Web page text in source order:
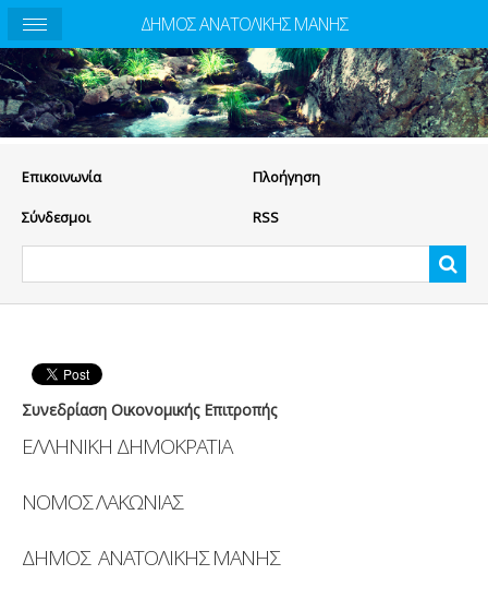
Eπικοινωνία Πλοήγηση
Σύνδεσμοι RSS
Συνεδρίαση Οικονομικής Επιτροπής
ΕΛΛΗΝΙΚΗ ΔΗΜΟΚΡΑΤΙΑ
ΝΟΜΟΣ ΛΑΚΩΝΙΑΣ
ΔΗΜΟΣ ΑΝΑΤΟΛΙΚΗΣ ΜΑΝΗΣ
ΔΗΜΟΣ ΑΝΑΤΟΛΙΚΗΣ ΜΑΝΗΣ